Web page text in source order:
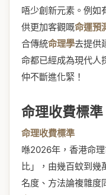
唔少創新元素。例如
供更加客觀嘅命運預
合傳統命理學去提供
命都已經成為現代人
仲不斷進化緊！
命理收費標準
命理收費標準
喺2026年，香港命
比」，由幾百蚊到幾
名度、方法論複雜度